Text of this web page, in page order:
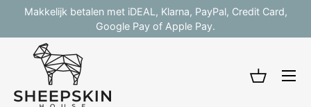
Ga naar inhoud
Makkelijk betalen met iDEAL, Klarna, PayPal, Credit Card,
Google Pay of Apple Pay.
Mandje